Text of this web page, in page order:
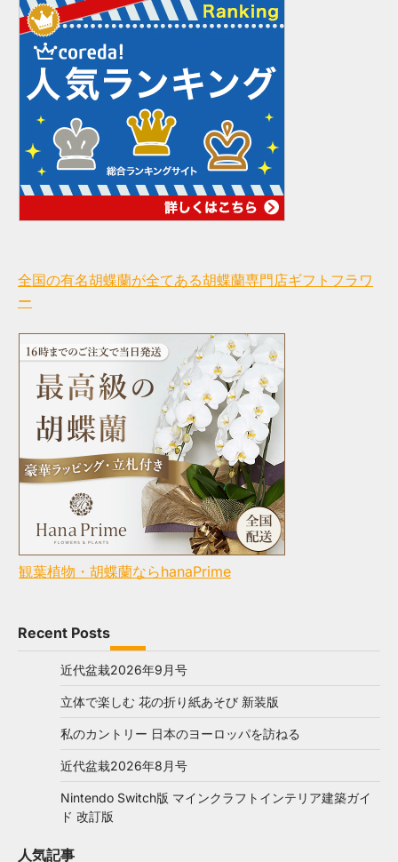
全国の有名胡蝶蘭が全てある胡蝶蘭専門店ギフトフラワ
ー
観葉植物・胡蝶蘭ならhanaPrime
Recent Posts
近代盆栽2026年9月号
立体で楽しむ 花の折り紙あそび 新装版
私のカントリー 日本のヨーロッパを訪ねる
近代盆栽2026年8月号
Nintendo Switch版 マインクラフトインテリア建築ガイ
ド 改訂版
人気記事